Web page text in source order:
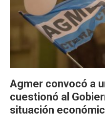
Agmer convocó a
cuestionó al
situación